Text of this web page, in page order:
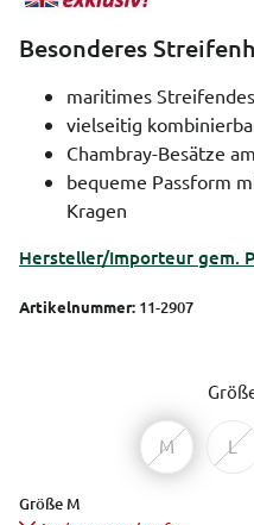
Besonderes
maritimes
vielseitig
Chambray-Besätze
bequeme Passform
Kragen
Hersteller/Importeur gem.
Artikelnummer: 11-2907
M L
Größe M